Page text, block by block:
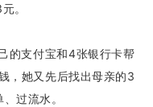
。
的支付宝和4张银行卡帮
，她又先后找出母亲的3
过流水。